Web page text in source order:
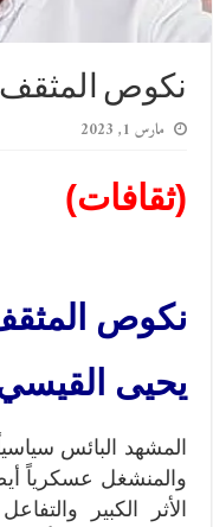
نكوص المثقف
مارس 1, 2023
(ثقافات)
نكوص
يحيى
المشهد البائس
والمنشغل عسكرياً
الأثر الكبير